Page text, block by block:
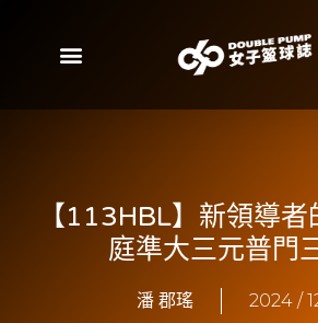
【113HBL】新領導
庭準大三元普門
潘 郡瑤 2024 /